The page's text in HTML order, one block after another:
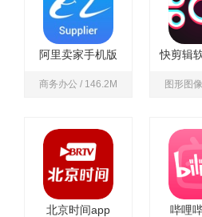
阿里卖家手机版
商务办公 / 146.2M 图形图
北京时间app 哔哩